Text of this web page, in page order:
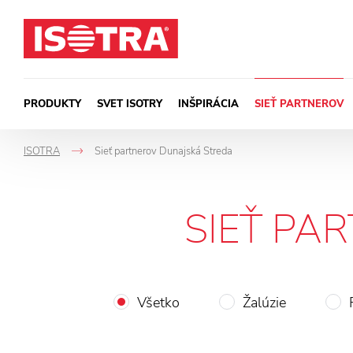
PRODUKTY SVET ISOTRY INŠPIRÁCIA SIEŤ PARTNEROV
ISOTRA Sieť partnerov Dunajská Streda
SIEŤ
Všetko Žalúzie